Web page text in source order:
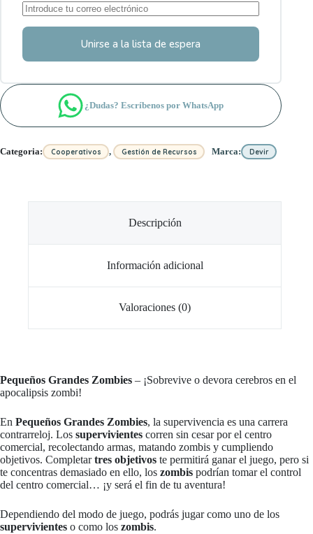
Unirse a la lista de espera
¿Dudas? Escríbenos por WhatsApp
Categoria: Cooperativos , Gestión de Recursos Marca: Devir
Descripción
Información adicional
Valoraciones (0)
Pequeños Grandes Zombies – ¡Sobrevive o devora cerebros en el
apocalipsis zombi!
En Pequeños Grandes Zombies, la supervivencia es una carrera
contrarreloj. Los supervivientes corren sin cesar por el centro
comercial, recolectando armas, matando zombis y cumpliendo
objetivos. Completartres objetivos te permitirá ganar el juego, pero si
te concentras demasiado en ello, los zombis podrían tomar el control
del centro comercial… ¡y será el fin de tu aventura!
Dependiendo del modo de juego, podrás jugar como uno de los
supervivientes o como los zombis.